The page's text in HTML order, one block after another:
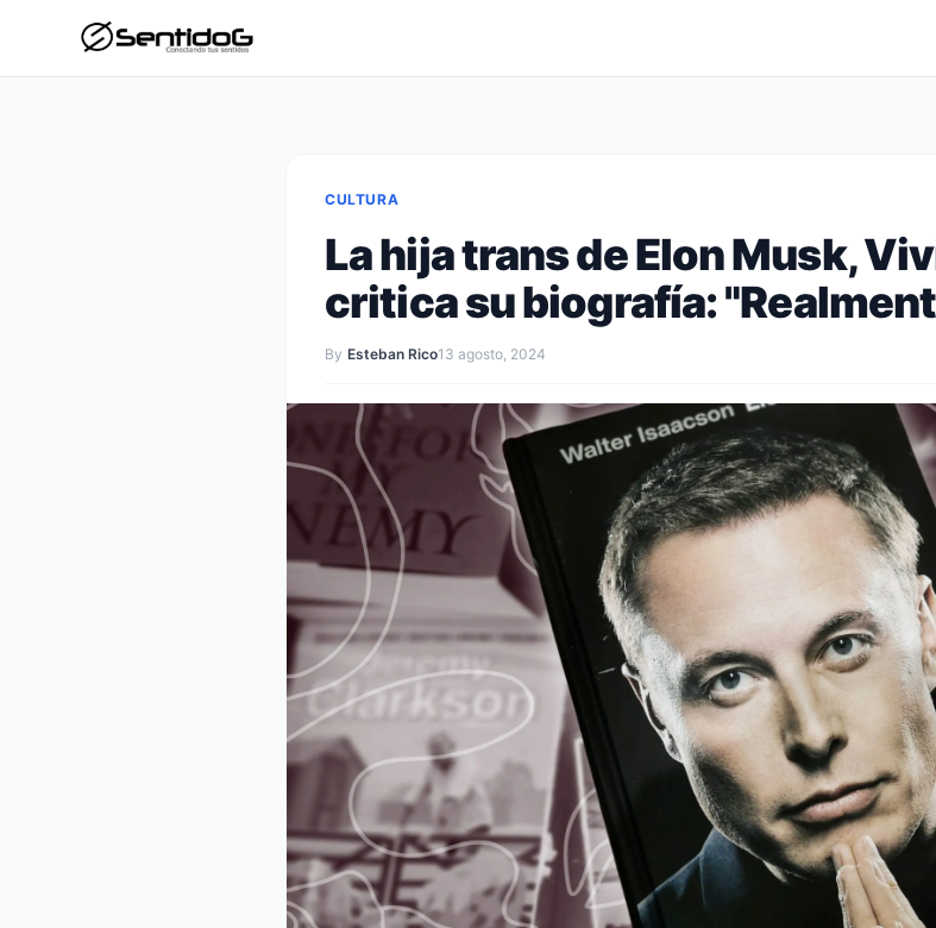
CULTURA
La hija trans de Elon Musk,
critica su biografía:
By Esteban Rico13 agosto, 2024